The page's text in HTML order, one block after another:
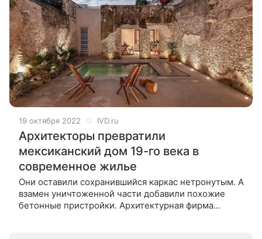
19 октября 2022 IVD.ru
Архитекторы превратили
мексиканский дом 19-го века в
современное жилье
Они оставили сохранившийся каркас нетронутым. А
взамен уничтоженной части добавили похожие
бетонные пристройки. Архитектурная фирма